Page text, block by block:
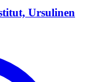
Ursulinen